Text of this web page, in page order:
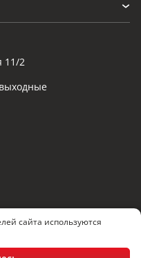
сайта используются
11/2